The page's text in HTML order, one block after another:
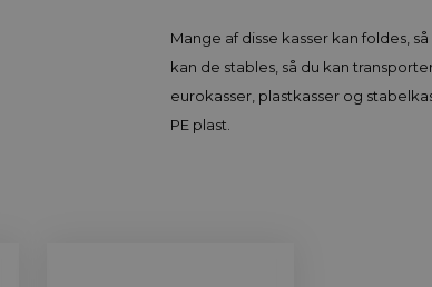
Mange af disse kasser kan foldes,
kan de stables, så du kan
eurokasser, plastkasser og
PE plast.